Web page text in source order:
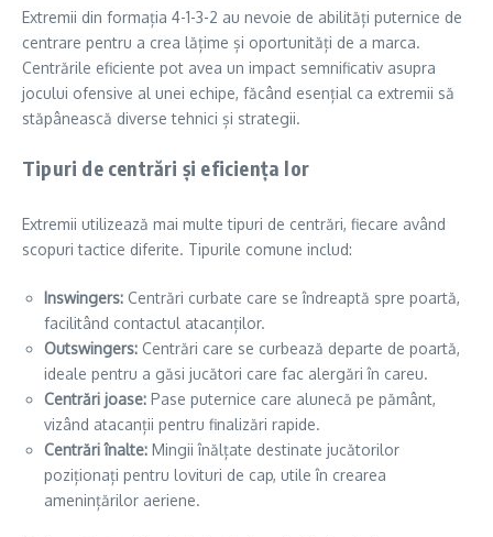
Extremii din formația 4-1-3-2 au nevoie de abilități puternice de
centrare pentru a crea lățime și oportunități de a marca.
Centrările eficiente pot avea un impact semnificativ asupra
jocului ofensive al unei echipe, făcând esențial ca extremii să
stăpânească diverse tehnici și strategii.
Tipuri de centrări și eficiența lor
Extremii utilizează mai multe tipuri de centrări, fiecare având
scopuri tactice diferite. Tipurile comune includ:
Inswingers: Centrări curbate care se îndreaptă spre poartă,
facilitând contactul atacanților.
Outswingers: Centrări care se curbează departe de poartă,
ideale pentru a găsi jucători care fac alergări în careu.
Centrări joase: Pase puternice care alunecă pe pământ,
vizând atacanții pentru finalizări rapide.
Centrări înalte: Mingii înălțate destinate jucătorilor
poziționați pentru lovituri de cap, utile în crearea
amenințărilor aeriene.